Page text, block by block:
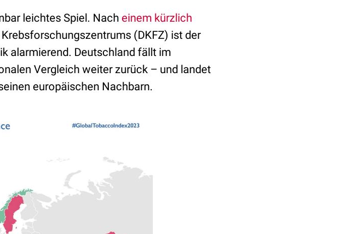
leichtes Spiel. Nach einem kürzlich
(DKFZ) ist der
alarmierend. Deutschland fällt im
Vergleich weiter zurück – und landet
europäischen Nachbarn.